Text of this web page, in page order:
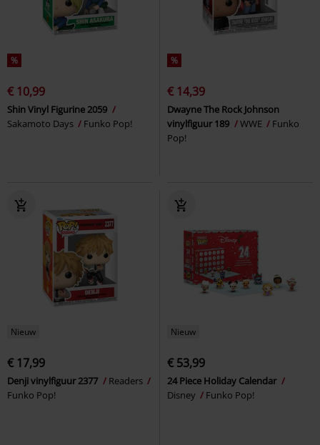
%
€ 10,99
Shin Vinyl Figurine 2059
Sakamoto Days
Funko Pop!
%
€ 14,39
Dwayne The Rock Johnson
vinylfiguur 189
WWE
Funko
Pop!
Nieuw
€ 17,99
Denji vinylfiguur 2377
Readers
Funko Pop!
Nieuw
€ 53,99
24 Piece Holiday Calendar
Disney
Funko Pop!